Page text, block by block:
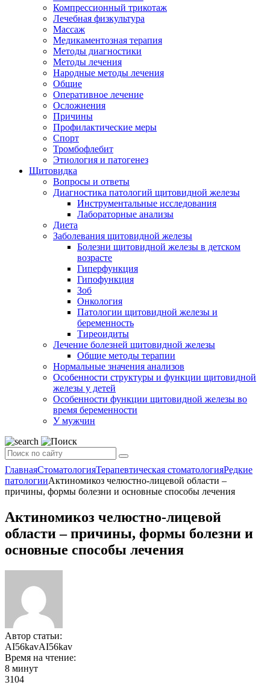
Компрессионный трикотаж
Лечебная физкультура
Массаж
Медикаментозная терапия
Методы диагностики
Методы лечения
Народные методы лечения
Общие
Оперативное лечение
Осложнения
Причины
Профилактические меры
Спорт
Тромбофлебит
Этиология и патогенез
Щитовидка
Вопросы и ответы
Диагностика патологий щитовидной железы
Инструментальные исследования
Лабораторные анализы
Диета
Заболевания щитовидной железы
Болезни щитовидной железы в детском
возрасте
Гиперфункция
Гипофункция
Зоб
Онкология
Патологии щитовидной железы и
беременность
Тиреоидиты
Лечение болезней щитовидной железы
Общие методы терапии
Нормальные значения анализов
Особенности структуры и функции щитовидной
железы у детей
Особенности функции щитовидной железы во
время беременности
У мужчин
ГлавнаяСтоматологияТерапевтическая стоматологияРедкие
патологииАктиномикоз челюстно-лицевой области –
причины, формы болезни и основные способы лечения
Актиномикоз челюстно-лицевой
области – причины, формы болезни и
основные способы лечения
Автор статьи:
AI56kavAI56kav
Время на чтение:
8 минут
3104